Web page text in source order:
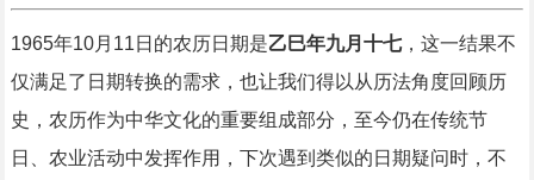
1965年10月11日的农历日期是乙巳年九月十七，这一结果不
仅满足了日期转换的需求，也让我们得以从历法角度回顾历
史，农历作为中华文化的重要组成部分，至今仍在传统节
日、农业活动中发挥作用，下次遇到类似的日期疑问时，不